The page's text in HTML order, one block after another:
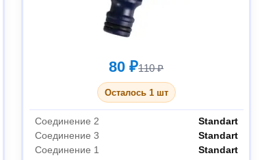
80 ₽110 ₽
Осталось 1 шт
Соединение 2
Standart
Соединение 3
Standart
Соединение 1
Standart